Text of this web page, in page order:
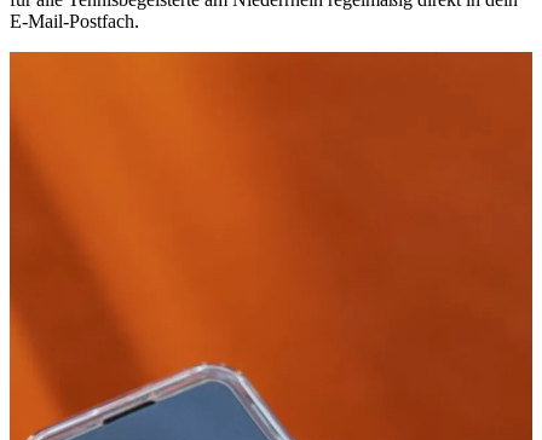
E-Mail-Postfach.